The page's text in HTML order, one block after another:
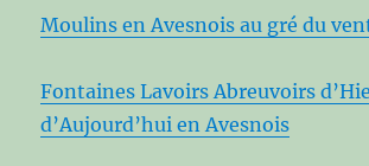
Moulins en Avesnois au gré du
Fontaines Lavoirs Abreuvoirs
d’Aujourd’hui en Avesnois